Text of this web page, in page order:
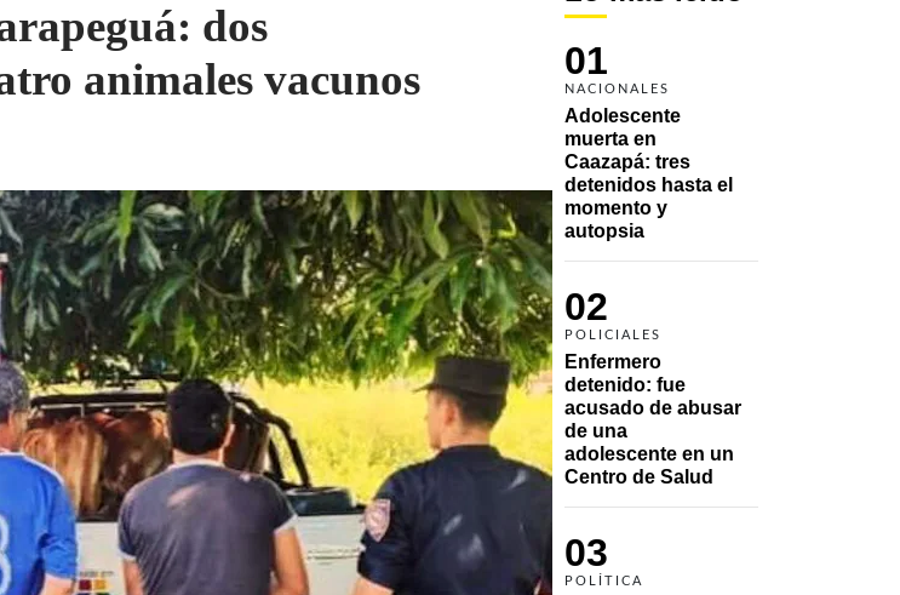
01
NACIONALES
Adolescente
muerta en
Caazapá: tres
detenidos hasta el
momento y
autopsia
02
POLICIALES
Enfermero
detenido: fue
acusado de abusar
de una
adolescente en un
Centro de Salud
03
POLÍTICA
dos
animales vacunos